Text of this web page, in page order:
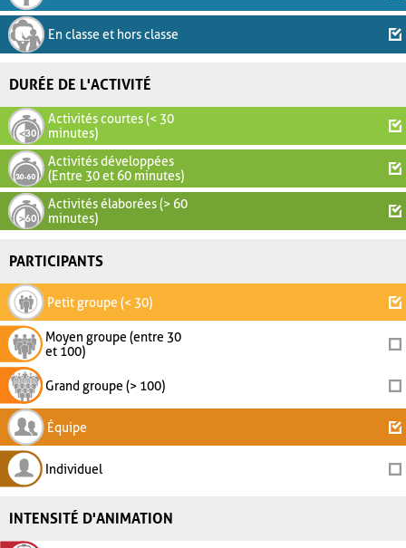
En classe et hors classe
DURÉE DE L'ACTIVITÉ
Activités courtes (< 30
minutes)
Activités développées
(Entre 30 et 60 minutes)
Activités élaborées (> 60
minutes)
PARTICIPANTS
Petit groupe (< 30)
Moyen groupe (entre 30
et 100)
Grand groupe (> 100)
Équipe
Individuel
INTENSITÉ D'ANIMATION